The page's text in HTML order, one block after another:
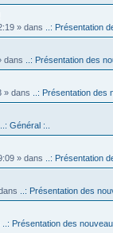
» dans ..: Présentation
dans ..: Présentation des
» dans ..: Présentation des
..: Général :..
» dans ..: Présentation
..: Présentation des
..: Présentation des